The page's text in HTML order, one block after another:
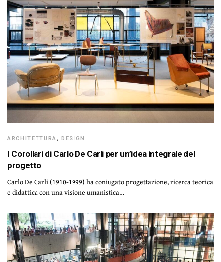
ARCHITETTURA, DESIGN
I Corollari di Carlo De Carli per un’idea integrale del
progetto
Carlo De Carli (1910-1999) ha coniugato progettazione, ricerca teorica
e didattica con una visione umanistica…